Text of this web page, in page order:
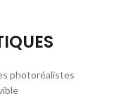
photoréalistes